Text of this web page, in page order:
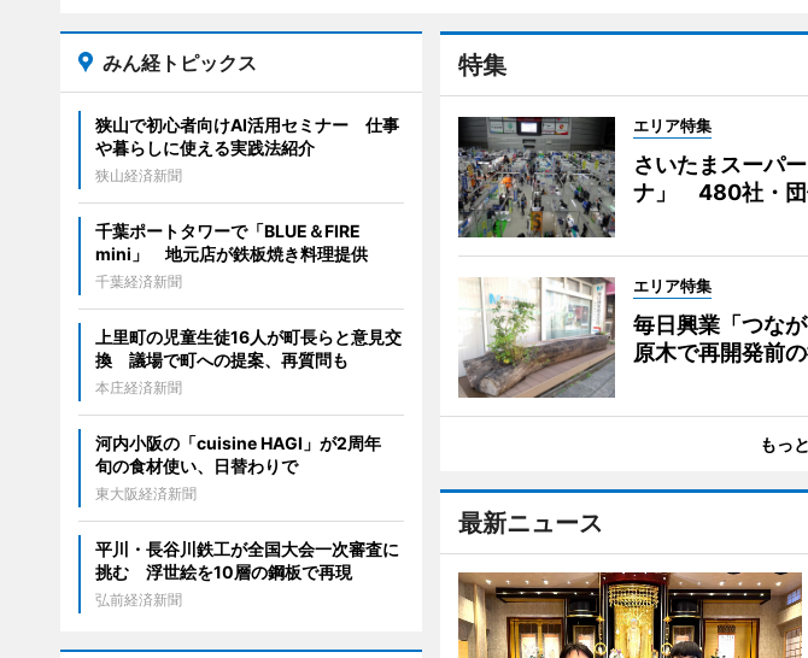
特集
エリア特集
さいたまスーパ
ナ」 480社・団
エリア特集
毎日興業「つな
原木で再開発前
もっ
最新ニュース
みん経トピックス
狭山で初心者向けAI活用セミナー 仕事
や暮らしに使える実践法紹介
狭山経済新聞
千葉ポートタワーで「BLUE＆FIRE
mini」 地元店が鉄板焼き料理提供
千葉経済新聞
上里町の児童生徒16人が町長らと意見交
換 議場で町への提案、再質問も
本庄経済新聞
河内小阪の「cuisine HAGI」が2周年
旬の食材使い、日替わりで
東大阪経済新聞
平川・長谷川鉄工が全国大会一次審査に
挑む 浮世絵を10層の鋼板で再現
弘前経済新聞